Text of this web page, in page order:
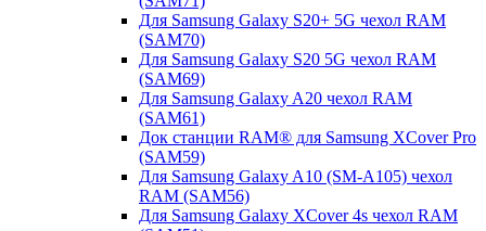
Для Samsung Galaxy S20+ 5G чехол RAM
(SAM70)
Для Samsung Galaxy S20 5G чехол RAM
(SAM69)
Для Samsung Galaxy A20 чехол RAM
(SAM61)
Док станции RAM® для Samsung XCover Pro
(SAM59)
Для Samsung Galaxy A10 (SM-A105) чехол
RAM (SAM56)
Для Samsung Galaxy XCover 4s чехол RAM